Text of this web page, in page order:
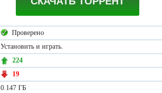
Проверено
Установить и играть.
224
19
0.147 ГБ